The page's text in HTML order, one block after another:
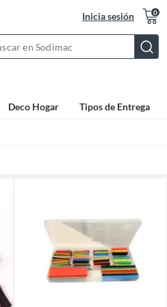
Inicia sesión 0
Bar
Deco Hogar Tipos de Entrega